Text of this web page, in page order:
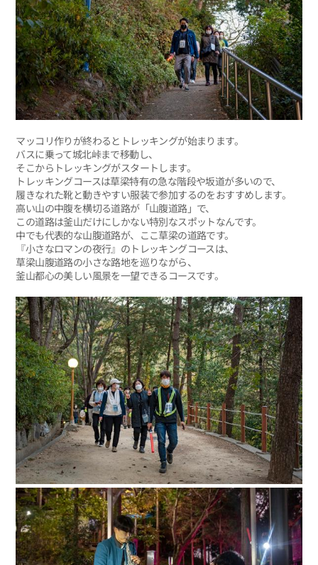
マッコリ作りが終わるとトレッキングが始まります。
バスに乗って城北峠まで移動し、
そこからトレッキングがスタートします。
トレッキングコースは草梁特有の急な階段や坂道が多いので、
履きなれた靴と動きやすい服装で参加するのをおすすめします。
高い山の中腹を横切る道路が「山腹道路」で、
この道路は釜山だけにしかない特別なスポットなんです。
中でも代表的な山腹道路が、ここ草梁の道路です。
『小さなロマンの夜行』のトレッキングコースは、
草梁山腹道路の小さな路地を巡りながら、
釜山都心の美しい風景を一望できるコースです。